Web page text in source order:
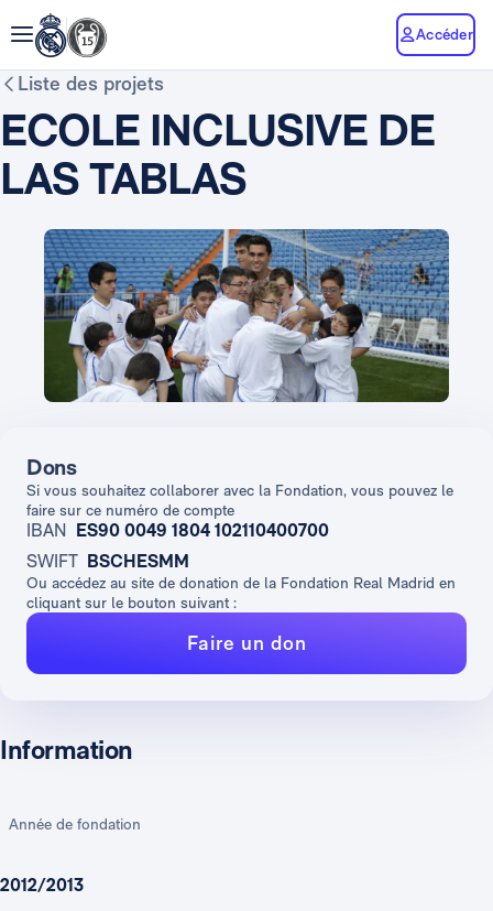
Accéder
Liste des projets
ECOLE INCLUSIVE DE
LAS TABLAS
Information
Année de fondation
2012/2013
Dons
Si vous souhaitez collaborer avec la Fondation, vous pouvez le
faire sur ce numéro de compte
IBAN ES90 0049 1804 102110400700
SWIFT BSCHESMM
Ou accédez au site de donation de la Fondation Real Madrid en
cliquant sur le bouton suivant :
Faire un don